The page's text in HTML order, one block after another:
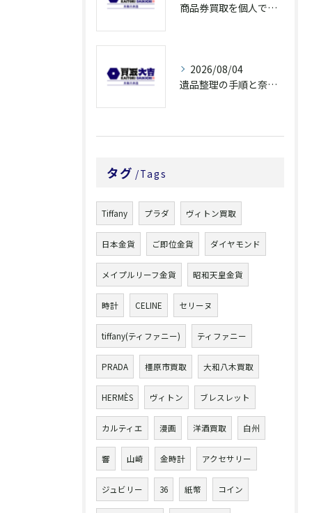
商品券買取を個人で利用する際の奈良県橿原市で知っておきたい高換金ポイント
2026/08/04
遺品整理の手順と奈良県橿原市で無駄なく片付ける方法とごみ処分ポイント
タグ Tags
Tiffany プラダ ヴィトン買取
日本金貨 ご即位金貨 ダイヤモンド
メイプルリーフ金貨 昭和天皇金貨
時計 CELINE セリーヌ
tiffany(ティファニー) ティファニー
PRADA 橿原市買取 大和八木買取
HERMÈS ヴィトン ブレスレット
カルティエ 漫画 洋酒買取 白州
響 山崎 金時計 アクセサリー
ジュビリー 36 紙幣 コイン